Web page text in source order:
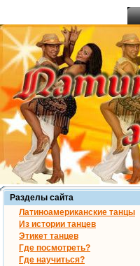
Разделы сайта
Латиноамериканские танцы
Из истории танцев
Этикет танцев
Где посмотреть?
Где научиться?